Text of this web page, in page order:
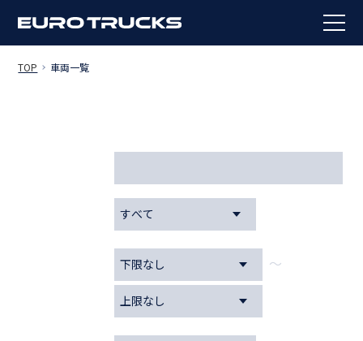
TOP 車両一覧
～